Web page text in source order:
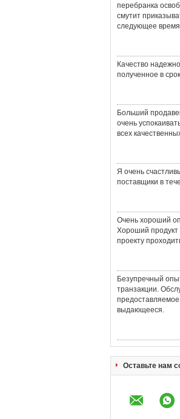
перебранка
смутит
следующее
Качество
полученное в
Больший
очень
всех
Я очень
поставщики в
Очень хороший
Хороший
проекту
Безупречный
транзакции.
выдающееся.
Оставьте нам